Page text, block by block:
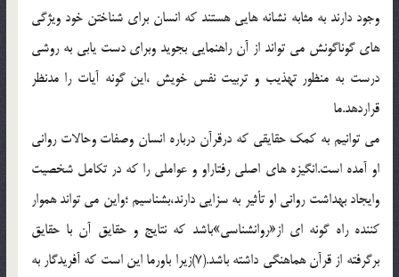
وجود دارند به مثابه نشانه هايي هستند که انسان براي شناختن خود ويژگي
هاي گوناگونش مي تواند از آن راهنمايي بجويد وبراي دست يابي به روشي
درست به منظور تهذيب و تربيت نفس خويش ،اين گونه آيات را مدنظر
قراردهد.ما
مي توانيم به کمک حقايقي که درقرآن درباره انسان وصفات وحالات رواني
او آمده است.انگيزه هاي اصلي رفتاراو و عواملي را که در تکامل شخصيت
وايجاد بهداشت رواني او تأثير به سزايي دارند،بشناسيم ؛واين مي تواند هموار
کننده راه گونه اي از«روانشناسي»باشد که نتايج و حقايق آن با حقايق
برگرفته از قرآن هماهنگي داشته باشد.(7)زيرا باورما اين است که آفريدگار به